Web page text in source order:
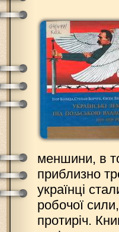
меншини, в
приблизно
українці
робочої
протиріч.